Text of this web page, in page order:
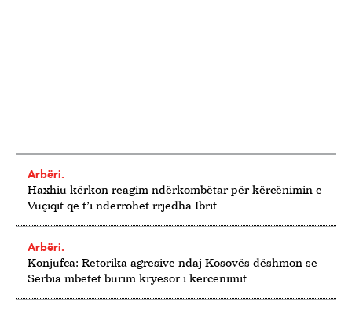
Arbëri.
Haxhiu kërkon reagim ndërkombëtar për kërcënimin e
Vuçiqit që t’i ndërrohet rrjedha Ibrit
Arbëri.
Konjufca: Retorika agresive ndaj Kosovës dëshmon se
Serbia mbetet burim kryesor i kërcënimit